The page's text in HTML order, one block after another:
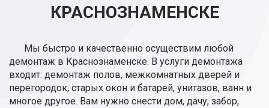
КРАСНОЗНАМЕНСКЕ
Мы быстро и качественно осуществим любой
демонтаж в Краснознаменске. В услуги демонтажа
входит: демонтаж полов, межкомнатных дверей и
перегородок, старых окон и батарей, унитазов, ванн и
многое другое. Вам нужно снести дом, дачу, забор,